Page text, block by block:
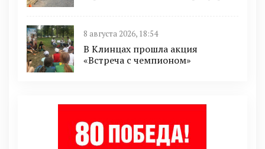
8 августа 2026, 18:54
В Клинцах прошла акция
«Встреча с чемпионом»